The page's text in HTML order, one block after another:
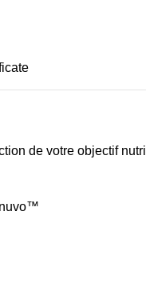
de votre objectif